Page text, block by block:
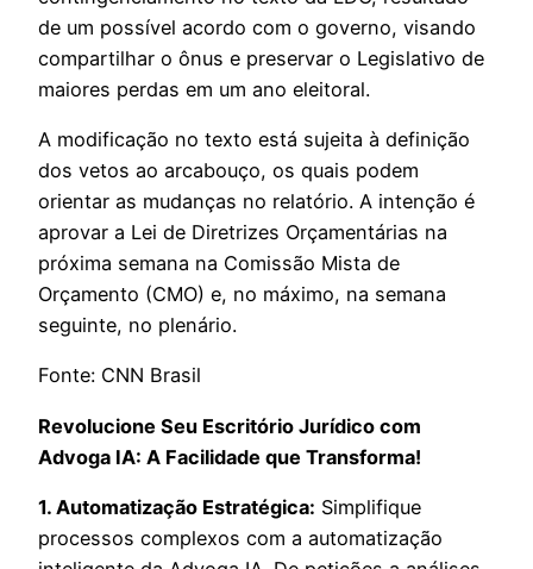
de um possível acordo com o governo, visando
compartilhar o ônus e preservar o Legislativo de
maiores perdas em um ano eleitoral.
A modificação no texto está sujeita à definição
dos vetos ao arcabouço, os quais podem
orientar as mudanças no relatório. A intenção é
aprovar a Lei de Diretrizes Orçamentárias na
próxima semana na Comissão Mista de
Orçamento (CMO) e, no máximo, na semana
seguinte, no plenário.
Fonte: CNN Brasil
Revolucione Seu Escritório Jurídico com
Advoga IA: A Facilidade que Transforma!
1. Automatização Estratégica: Simplifique
processos complexos com a automatização